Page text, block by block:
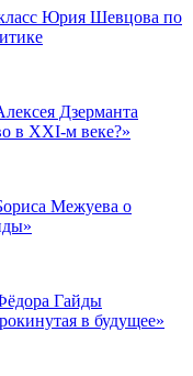
Юрия Шевцова по
Дзерманта
в XXI-м веке?»
Межуева о
Гайды
в будущее»